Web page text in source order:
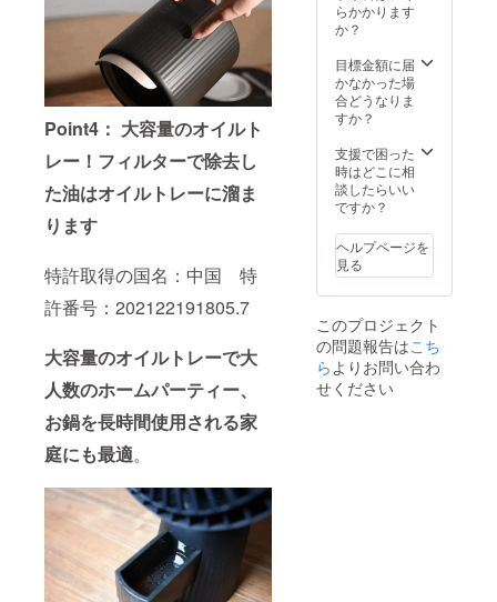
Point4： 大容量のオイルト
レー！フィルターで除去し
た油はオイルトレーに溜ま
ります
特許取得の国名：中国 特
許番号：202122191805.7
大容量のオイルトレーで大
人数のホームパーティー、
お鍋を長時間使用される家
庭にも最適。
ますの
上、ご
支援の
ほどお
す。
らかかります
か？
目標金額に届
かなかった場
合どうなりま
すか？
支援で困った
時はどこに相
談したらいい
ですか？
ヘルプページを
見る
このプロジェクト
の問題報告はこち
ら よりお問い合わ
せください